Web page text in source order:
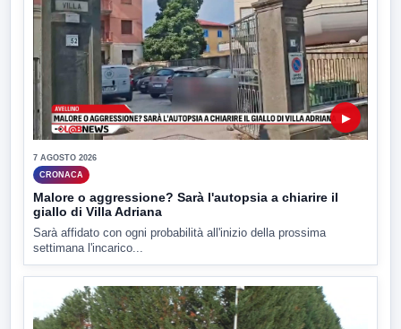
▶
7 AGOSTO 2026
CRONACA
Malore o aggressione? Sarà l'autopsia a chiarire il
giallo di Villa Adriana
Sarà affidato con ogni probabilità all'inizio della prossima
settimana l'incarico...